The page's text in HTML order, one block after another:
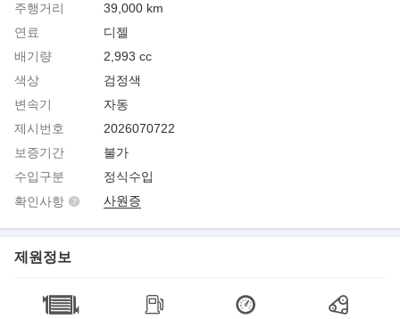
주행거리
39,000 km
연료
디젤
배기량
2,993 cc
색상
검정색
변속기
자동
제시번호
2026070722
보증기간
불가
수입구분
정식수입
확인사항
사원증
제원정보